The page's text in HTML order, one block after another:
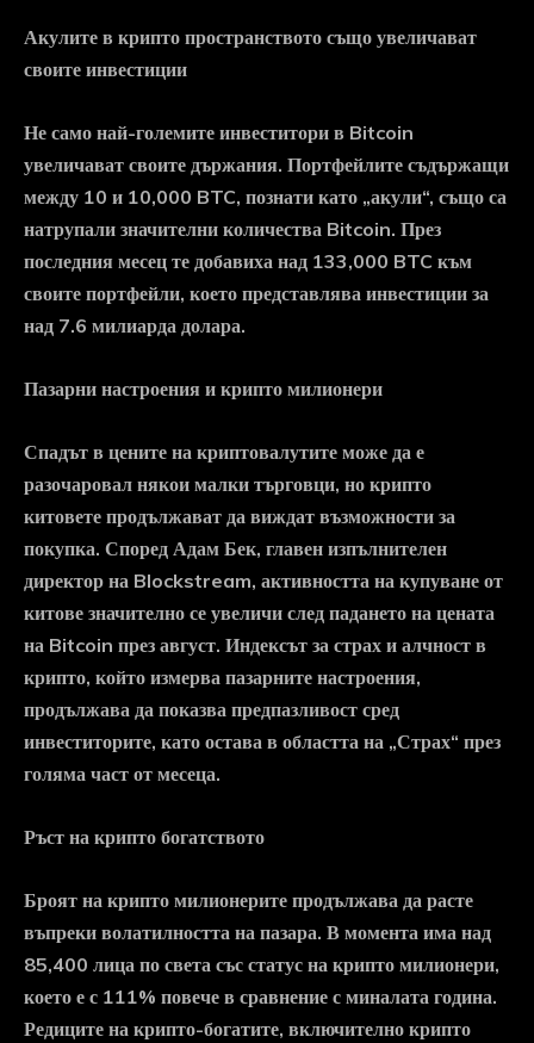
Акулите в крипто пространството също увеличават
своите инвестиции
Не само най-големите инвеститори в Bitcoin
увеличават своите държания. Портфейлите съдържащи
между 10 и 10,000 BTC, познати като „акули“, също са
натрупали значителни количества Bitcoin. През
последния месец те добавиха над 133,000 BTC към
своите портфейли, което представлява инвестиции за
над 7.6 милиарда долара.
Пазарни настроения и крипто милионери
Спадът в цените на криптовалутите може да е
разочаровал някои малки търговци, но крипто
китовете продължават да виждат възможности за
покупка. Според Адам Бек, главен изпълнителен
директор на Blockstream, активността на купуване от
китове значително се увеличи след падането на цената
на Bitcoin през август. Индексът за страх и алчност в
крипто, който измерва пазарните настроения,
продължава да показва предпазливост сред
инвеститорите, като остава в областта на „Страх“ през
голяма част от месеца.
Ръст на крипто богатството
Броят на крипто милионерите продължава да расте
въпреки волатилността на пазара. В момента има над
85,400 лица по света със статус на крипто милионери,
което е с 111% повече в сравнение с миналата година.
Редиците на крипто-богатите, включително крипто